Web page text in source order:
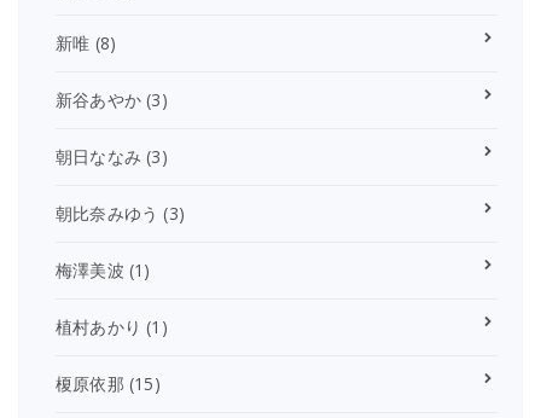
新唯 (8)
新谷あやか (3)
朝日ななみ (3)
朝比奈みゆう (3)
梅澤美波 (1)
植村あかり (1)
榎原依那 (15)